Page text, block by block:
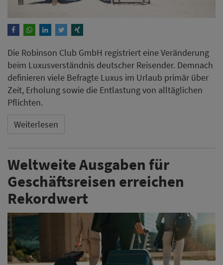
Die Robinson Club GmbH registriert eine Veränderung
beim Luxusverständnis deutscher Reisender. Demnach
definieren viele Befragte Luxus im Urlaub primär über
Zeit, Erholung sowie die Entlastung von alltäglichen
Pflichten.
Weiterlesen
Weltweite Ausgaben für
Geschäftsreisen erreichen
Rekordwert